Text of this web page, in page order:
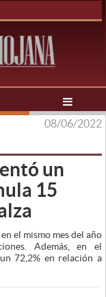
08/06/2022
un
15
el mismo mes del año
Además, en el
72,2% en relación a